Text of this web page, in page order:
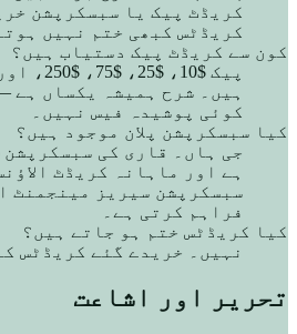
کریڈٹ پیک یا سبسکرپشن
کریڈٹس کبھی ختم نہیں
کون سے کریڈٹ پیک دستیاب ہیں؟
کوئی پوشیدہ فیس نہیں۔
کیا سبسکرپشن پلان موجود ہیں؟
ہے اور ماہانہ کریڈٹ
سبسکرپشن سیریز مینجمنٹ
فراہم کرتی ہے۔
کیا کریڈٹس ختم ہو جاتے ہیں؟
نہیں۔ خریدے گئے کریڈٹس
تحریر اور اشاعت